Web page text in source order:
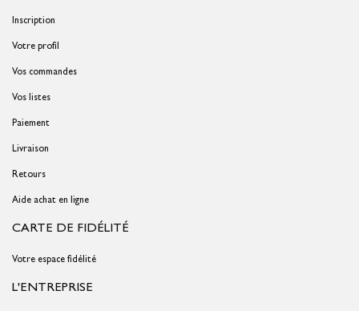
Inscription
Votre profil
Vos commandes
Vos listes
Paiement
Livraison
Retours
Aide achat en ligne
CARTE DE FIDÉLITÉ
Votre espace fidélité
L'ENTREPRISE